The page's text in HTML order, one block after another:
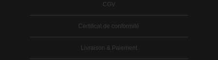
CGV
Certificat de conformité
Livraison & Paiement